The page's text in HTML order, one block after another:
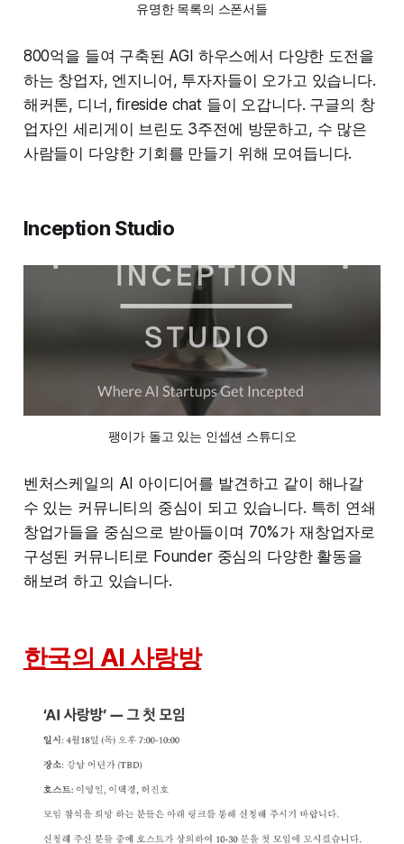
유명한 목록의 스폰서들
800억을 들여 구축된 AGI 하우스에서 다양한 도전을
하는 창업자, 엔지니어, 투자자들이 오가고 있습니다.
해커톤, 디너, fireside chat 들이 오갑니다. 구글의 창
업자인 세리게이 브린도 3주전에 방문하고, 수 많은
사람들이 다양한 기회를 만들기 위해 모여듭니다.
Inception Studio
팽이가 돌고 있는 인셉션 스튜디오
벤처스케일의 AI 아이디어를 발견하고 같이 해나갈
수 있는 커뮤니티의 중심이 되고 있습니다. 특히 연쇄
창업가들을 중심으로 받아들이며 70%가 재창업자로
구성된 커뮤니티로 Founder 중심의 다양한 활동을
해보려 하고 있습니다.
한국의 AI 사랑방